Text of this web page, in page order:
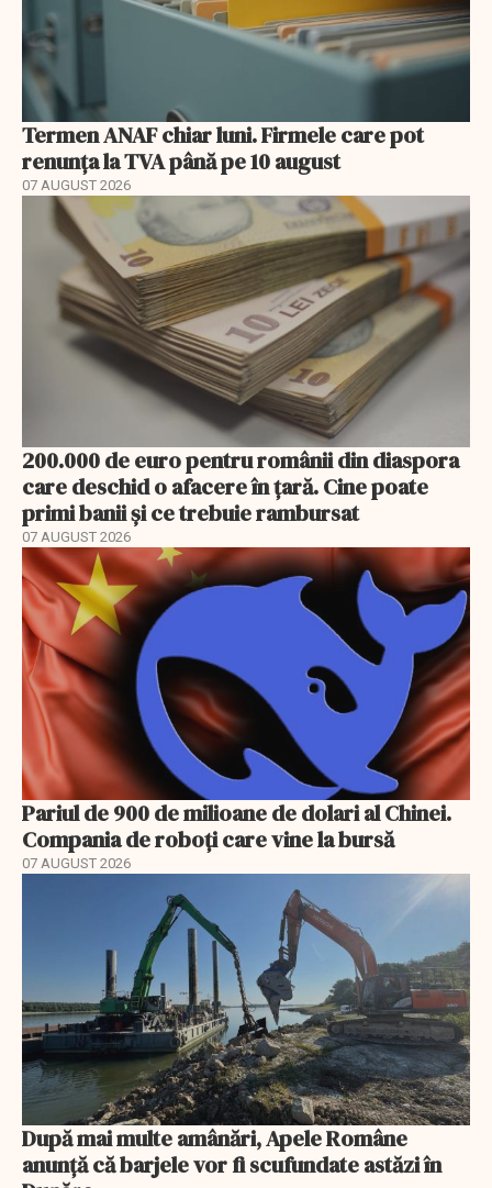
Termen ANAF chiar luni. Firmele care pot
renunța la TVA până pe 10 august
07 AUGUST 2026
200.000 de euro pentru românii din diaspora
care deschid o afacere în țară. Cine poate
primi banii și ce trebuie rambursat
07 AUGUST 2026
Pariul de 900 de milioane de dolari al Chinei.
Compania de roboți care vine la bursă
07 AUGUST 2026
După mai multe amânări, Apele Române
anunță că barjele vor fi scufundate astăzi în